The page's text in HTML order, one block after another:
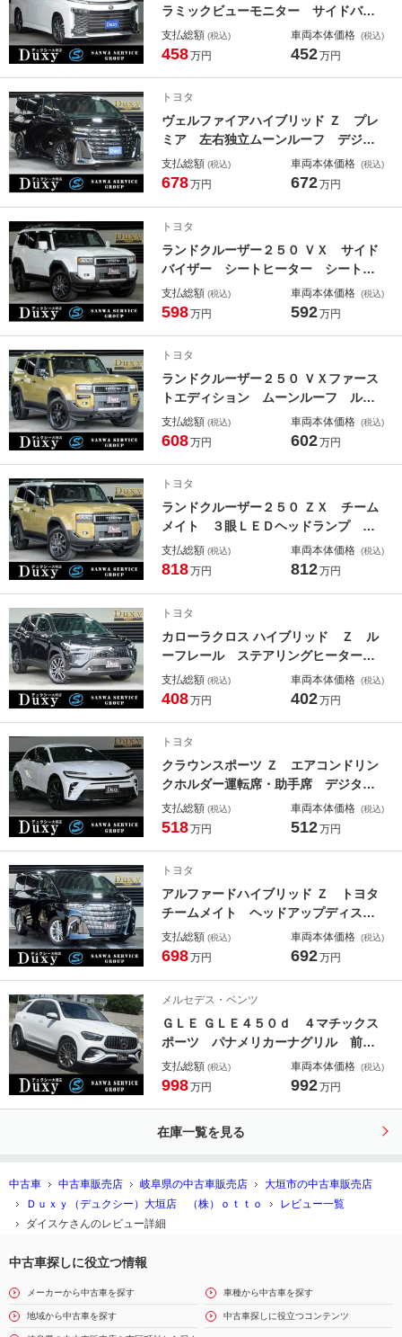
ラミックビューモニター サイドバイ
ザー ＢＳＭ パワーバックドア シ
ートヒーター ＴＶ ＥＴＣ２．０
ージ（Ｈｉ） スペアタイヤ
支払総額 (税込)
458万円
車両本体価格 (税込)
452万円
トヨタ
ヴェルファイアハイブリッド Ｚ プレ
ミア 左右独立ムーンルーフ デジタ
ルインナーミラー パノラミックビュ
ーモニター ユニバーサルステップ
オットマン ＥＴＣ２．０車載器 Ｔ
Ｖ
支払総額 (税込)
678万円
車両本体価格 (税込)
672万円
トヨタ
ランドクルーザー２５０ ＶＸ サイド
バイザー シートヒーター シートエ
アコン ステアリングヒーター パワ
ーシート パワーバックドア チーム
Ｃ ドライブレコーダー ＴＶ
支払総額 (税込)
598万円
車両本体価格 (税込)
592万円
トヨタ
ランドクルーザー２５０ ＶＸファース
トエディション ムーンルーフ ルー
フレール パノラミックビューモニタ
ー デジタルミラー ＥＴＣ２．０車
ックドア ドライブレコーダー ブレ
ーキホールド
支払総額 (税込)
608万円
車両本体価格 (税込)
602万円
トヨタ
ランドクルーザー２５０ ＺＸ チーム
メイト ３眼ＬＥＤヘッドランプ 電
動ムーンルーフ デジタルインナーミ
ラー ＥＴＣ２．０ パノラミックビ
ー パワーシート ＢＳＭ
支払総額 (税込)
818万円
車両本体価格 (税込)
812万円
トヨタ
カローラクロス ハイブリッド Ｚ ル
ーフレール ステアリングヒーター
パノラマルーフ パノラミックビュー
モニター アダプティブハイビームシ
ヒーター ＥＴＣ ドラレコ
支払総額 (税込)
408万円
車両本体価格 (税込)
402万円
トヨタ
クラウンスポーツ Ｚ エアコンドリン
クホルダー運転席・助手席 デジタル
インナーミラー スペアタイヤ サイ
ドバイザー パノラミックビューモニ
ＴＶ ＥＴＣ２．０
支払総額 (税込)
518万円
車両本体価格 (税込)
512万円
トヨタ
アルファードハイブリッド Ｚ トヨタ
チームメイト ヘッドアップディスプ
レイ デジタルインナーミラー 左右
独立ムーンルーフ ユニバーサルステ
バックドア ＥＴＣ ＴＶ
支払総額 (税込)
698万円
車両本体価格 (税込)
692万円
メルセデス・ベンツ
ＧＬＥ ＧＬＥ４５０ｄ ４マチックス
ポーツ パナメリカーナグリル 前後
ドライブレコーダー パノラミックビ
ューモニター サンルーフ フロアマ
リー フルセグＴＶ パワーバック
支払総額 (税込)
998万円
車両本体価格 (税込)
992万円
在庫一覧を見る
中古車 中古車販売店 岐阜県の中古車販売店
大垣市の中古車販売店
Ｄｕｘｙ（デュクシー）大垣店 （株）ｏｔｔｏ
レビュー一覧
ダイスケさんのレビュー詳細
中古車探しに役立つ情報
メーカーから中古車を探す 車種から中古車を探す
地域から中古車を探す 中古車探しに役立つコンテンツ